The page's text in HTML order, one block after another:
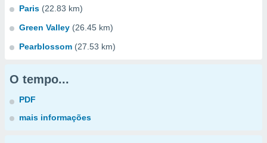
Paris (22.83 km)
Green Valley (26.45 km)
Pearblossom (27.53 km)
O tempo...
PDF
mais informações